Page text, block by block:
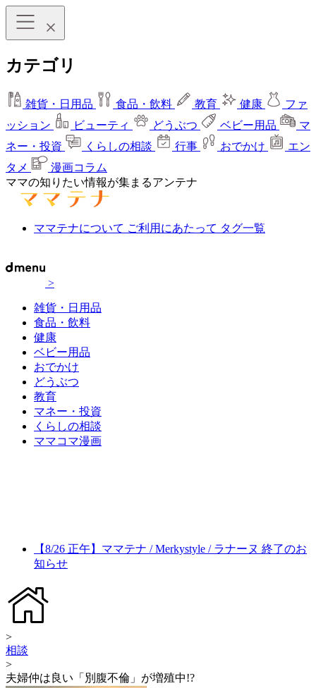
カテゴリ
雑貨・日用品 食品・飲料 教育 健康
ファ
ッション
ビューティ どうぶつ ベビー用品
マ
ネー・投資
くらしの相談 行事 おでかけ
エン
タメ
漫画コラム
ママの知りたい情報が集まるアンテナ
ママテナについて ご利用にあたって タグ一覧
>
雑貨・日用品
食品・飲料
健康
ベビー用品
おでかけ
どうぶつ
教育
マネー・投資
くらしの相談
ママコマ漫画
【8/26 正午】ママテナ / Merkystyle / ラナーヌ 終了のお
知らせ
>
相談
>
夫婦仲は良い「別腹不倫」が増殖中!?